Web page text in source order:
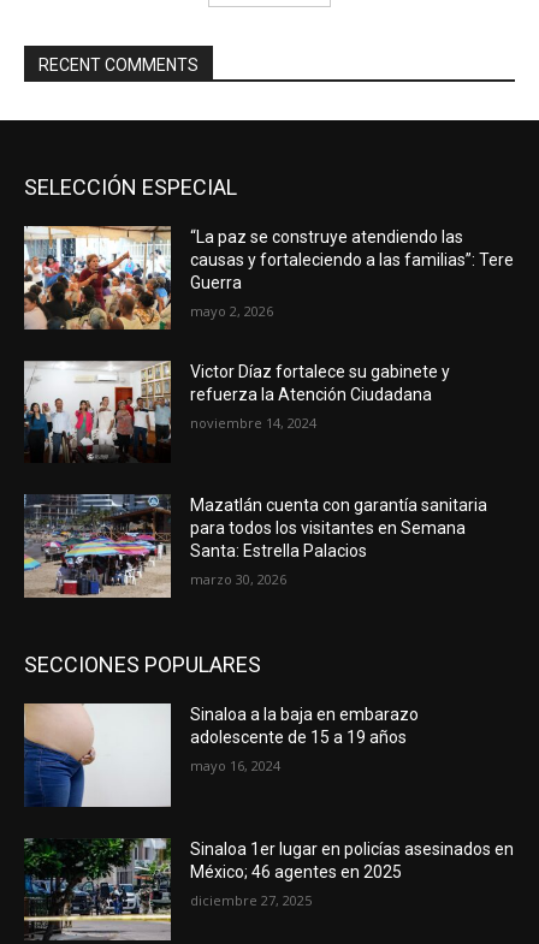
RECENT COMMENTS
SELECCIÓN ESPECIAL
“La paz se construye atendiendo las
causas y fortaleciendo a las familias”: Tere
Guerra
mayo 2, 2026
Victor Díaz fortalece su gabinete y
refuerza la Atención Ciudadana
noviembre 14, 2024
Mazatlán cuenta con garantía sanitaria
para todos los visitantes en Semana
Santa: Estrella Palacios
marzo 30, 2026
SECCIONES POPULARES
Sinaloa a la baja en embarazo
adolescente de 15 a 19 años
mayo 16, 2024
Sinaloa 1er lugar en policías asesinados en
México; 46 agentes en 2025
diciembre 27, 2025